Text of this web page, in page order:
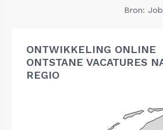
Bron:
ONTWIKKELING ONLINE
ONTSTANE VACATURES
REGIO